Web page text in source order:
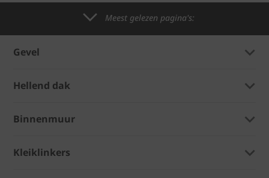
Meest gelezen pagina's:
Gevel
Hellend dak
Binnenmuur
Kleiklinkers